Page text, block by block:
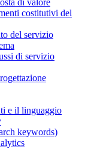
costitutivi del
del servizio
di servizio
e il linguaggio
keywords)